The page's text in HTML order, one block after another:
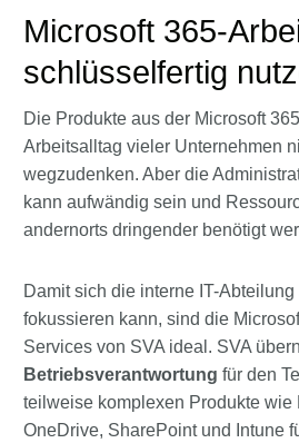
Microsoft 365-
schlüsselfertig
Die Produkte aus der Microsoft
Arbeitsalltag vieler Unternehmen
wegzudenken. Aber die
kann aufwändig sein und
andernorts dringender benötigt
Damit sich die interne IT-
fokussieren kann, sind die
Services von SVA ideal. SVA
Betriebsverantwortung für den
teilweise komplexen Produkte wie
OneDrive, SharePoint und Intune